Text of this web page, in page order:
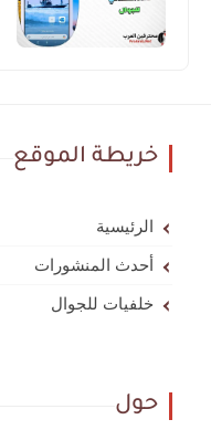
خريطة الموقع
الرئيسية
أحدث المنشورات
خلفيات للجوال
حول